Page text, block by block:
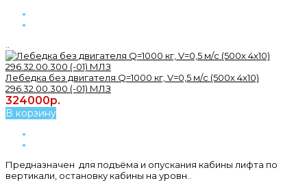
Лебедка без двигателя Q=1000 кг, V=0,5 м/с (500х 4х10)
296.32.00.300 (-01) МЛЗ
324000р.
В корзину
Предназначен для подъёма и опускания кабины лифта по
вертикали, остановку кабины на уровн..